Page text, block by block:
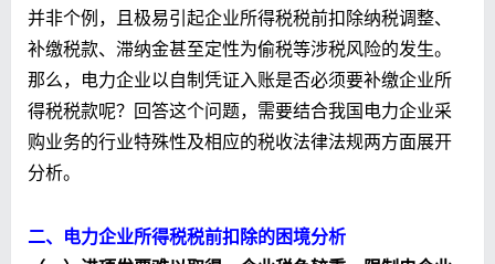
并非个例，且极易引起企业所得税税前扣除纳税调整、
补缴税款、滞纳金甚至定性为偷税等涉税风险的发生。
那么，电力企业以自制凭证入账是否必须要补缴企业所
得税税款呢？回答这个问题，需要结合我国电力企业采
购业务的行业特殊性及相应的税收法律法规两方面展开
分析。
二、电力企业所得税税前扣除的困境分析